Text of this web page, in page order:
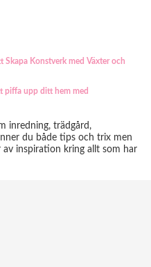
Skapa Konstverk med Växter och
piffa upp ditt hem med
inredning, trädgård,
du både tips och trix men
av inspiration kring allt som har